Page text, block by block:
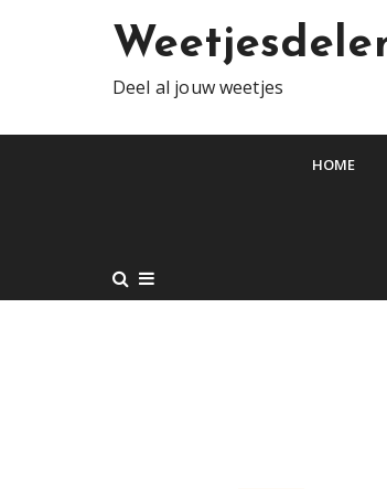
Deel al jouw weetjes
HOME